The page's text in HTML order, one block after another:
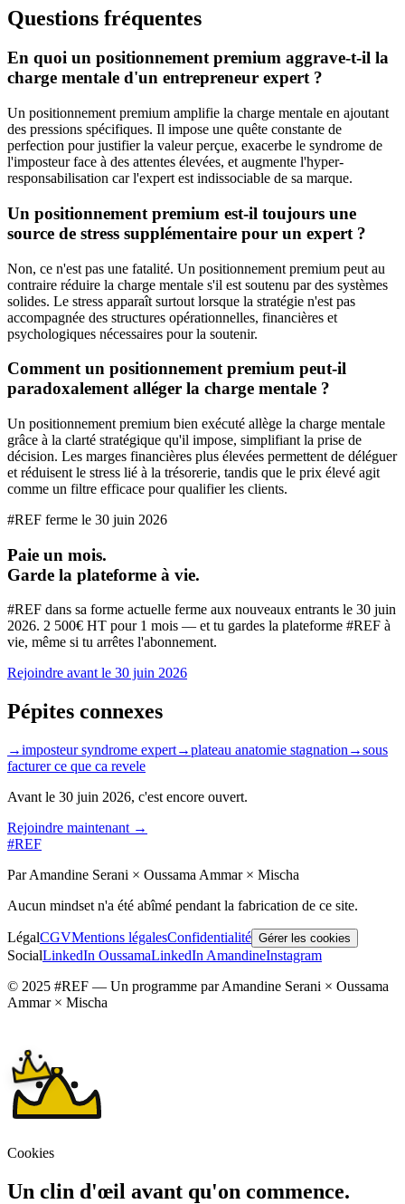
Questions fréquentes
En quoi un positionnement premium aggrave-t-il la
charge mentale d'un entrepreneur expert ?
Un positionnement premium amplifie la charge mentale en ajoutant
des pressions spécifiques. Il impose une quête constante de
perfection pour justifier la valeur perçue, exacerbe le syndrome de
l'imposteur face à des attentes élevées, et augmente l'hyper-
responsabilisation car l'expert est indissociable de sa marque.
Un positionnement premium est-il toujours une
source de stress supplémentaire pour un expert ?
Non, ce n'est pas une fatalité. Un positionnement premium peut au
contraire réduire la charge mentale s'il est soutenu par des systèmes
solides. Le stress apparaît surtout lorsque la stratégie n'est pas
accompagnée des structures opérationnelles, financières et
psychologiques nécessaires pour la soutenir.
Comment un positionnement premium peut-il
paradoxalement alléger la charge mentale ?
Un positionnement premium bien exécuté allège la charge mentale
grâce à la clarté stratégique qu'il impose, simplifiant la prise de
décision. Les marges financières plus élevées permettent de déléguer
et réduisent le stress lié à la trésorerie, tandis que le prix élevé agit
comme un filtre efficace pour qualifier les clients.
#REF ferme le 30 juin 2026
Paie un mois.
Garde la plateforme à vie.
#REF dans sa forme actuelle ferme aux nouveaux entrants le 30 juin
2026. 2 500€ HT pour 1 mois — et tu gardes la plateforme #REF à
vie, même si tu arrêtes l'abonnement.
Rejoindre avant le 30 juin 2026
Pépites connexes
→imposteur syndrome expert→plateau anatomie stagnation →sous
facturer ce que ca revele
Avant le 30 juin 2026, c'est encore ouvert.
Rejoindre maintenant →
#REF
Par Amandine Serani × Oussama Ammar × Mischa
Aucun mindset n'a été abîmé pendant la fabrication de ce site.
LégalCGVMentions légalesConfidentialité Gérer les cookies
SocialLinkedIn OussamaLinkedIn AmandineInstagram
© 2025 #REF — Un programme par Amandine Serani × Oussama
Ammar × Mischa
Cookies
Un clin d'œil avant qu'on commence.